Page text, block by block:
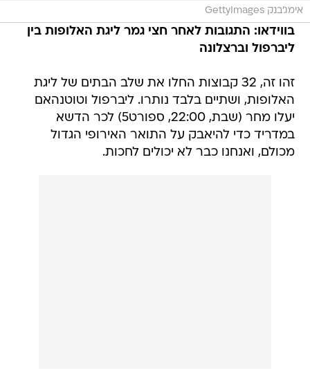
אימג'בנק GettyImages
בווידאו: התגובות לאחר חצי גמר ליגת האלופות בין
ליברפול וברצלונה
זהו זה, 32 קבוצות החלו את שלב הבתים של ליגת
האלופות, ושתיים בלבד נותרו. ליברפול וטוטנהאם
יעלו מחר (שבת, 22:00, ספורט5) לכר הדשא
במדריד כדי להיאבק על התואר האירופי הגדול
מכולם, ואנחנו כבר לא יכולים לחכות.